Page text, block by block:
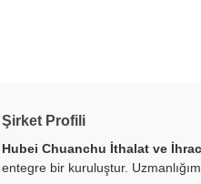
Şirket Profili
Hubei Chuanchu İthalat ve
entegre bir kuruluştur.